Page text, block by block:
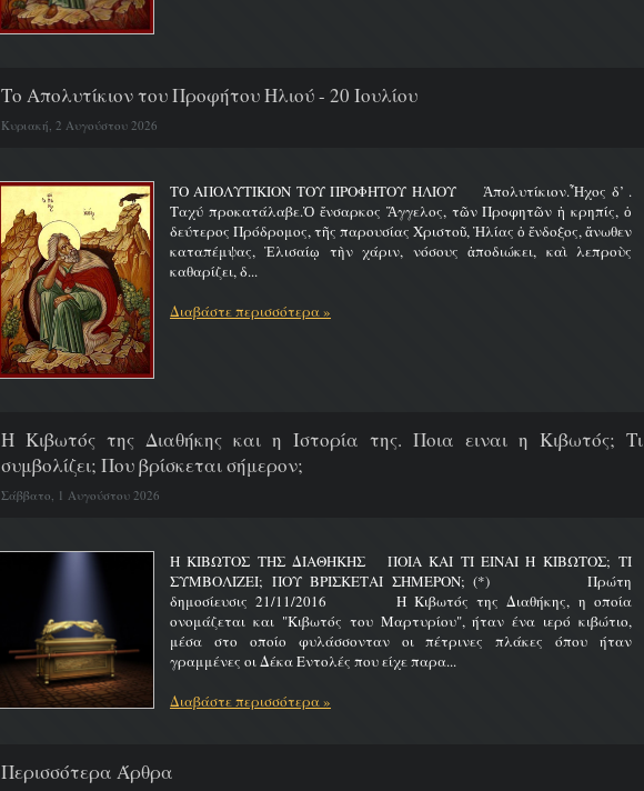
Το Απολυτίκιον του Προφήτου Ηλιού - 20 Ιουλίου
Κυριακή, 2 Αυγούστου 2026
ΤΟ ΑΠΟΛΥΤΙΚΙΟΝ ΤΟΥ ΠΡΟΦΗΤΟΥ ΗΛΙΟΥ Ἀπολυτίκιον.Ἦχος δ’ .
Ταχύ προκατάλαβε.Ὁ ἔνσαρκος Ἄγγελος, τῶν Προφητῶν ἡ κρηπίς, ὁ
δεύτερος Πρόδρομος, τῆς παρουσίας Χριστοῦ, Ἠλίας ὁ ἔνδοξος, ἄνωθεν
καταπέμψας, Ἐλισαίῳ τὴν χάριν, νόσους ἀποδιώκει, καὶ λεπροὺς
καθαρίζει, δ...
Διαβάστε περισσότερα »
H Κιβωτός της Διαθήκης και η Ιστορία της. Ποια ειναι η Κιβωτός; Τι
συμβολίζει; Που βρίσκεται σήμερον;
Σάββατο, 1 Αυγούστου 2026
Η ΚΙΒΩΤΟΣ ΤΗΣ ΔΙΑΘΗΚΗΣ ΠΟΙΑ ΚΑΙ ΤΙ ΕΙΝΑΙ Η ΚΙΒΩΤΟΣ; ΤΙ
ΣΥΜΒΟΛΙΖΕΙ; ΠΟΥ ΒΡΙΣΚΕΤΑΙ ΣΗΜΕΡΟΝ; (*) Πρώτη
δημοσίευσις 21/11/2016 Η Κιβωτός της Διαθήκης, η οποία
ονομάζεται και "Κιβωτός του Μαρτυρίου", ήταν ένα ιερό κιβώτιο,
μέσα στο οποίο φυλάσσονταν οι πέτρινες πλάκες όπου ήταν
γραμμένες οι Δέκα Εντολές που είχε παρα...
Διαβάστε περισσότερα »
Περισσότερα Άρθρα